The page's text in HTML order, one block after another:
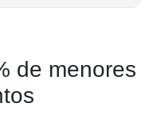
de menores